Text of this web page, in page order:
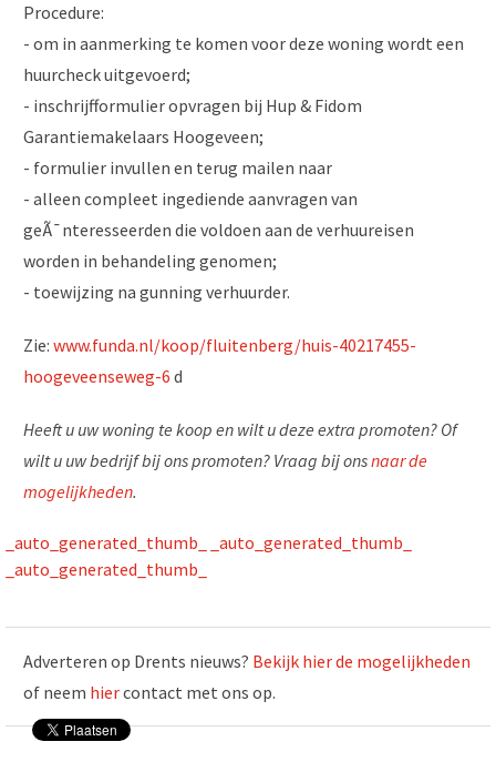
Procedure:
- om in aanmerking te komen voor deze woning wordt een
huurcheck uitgevoerd;
- inschrijfformulier opvragen bij Hup & Fidom
Garantiemakelaars Hoogeveen;
- formulier invullen en terug mailen naar
- alleen compleet ingediende aanvragen van
geÃ¯nteresseerden die voldoen aan de verhuureisen
worden in behandeling genomen;
- toewijzing na gunning verhuurder.
Zie: www.funda.nl/koop/fluitenberg/huis-40217455-
hoogeveenseweg-6 d
Heeft u uw woning te koop en wilt u deze extra promoten? Of
wilt u uw bedrijf bij ons promoten? Vraag bij onsnaar de
mogelijkheden.
_auto_generated_thumb_
_auto_generated_thumb_
_auto_generated_thumb_
Adverteren op Drents nieuws? Bekijk hier de mogelijkheden
of neem hiercontact met ons op.